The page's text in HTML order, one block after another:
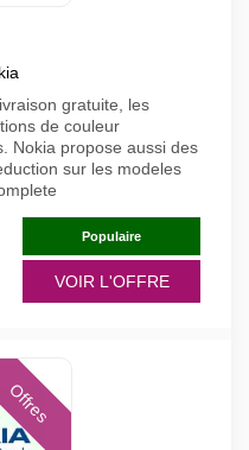
gratuite, les
de couleur
Nokia propose aussi des
sur les modeles
Populaire
VOIR L'OFFRE
Offres